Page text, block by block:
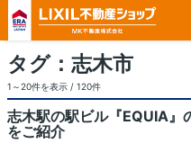
タグ：志木市
1～20件を表示 / 120件
志木駅の駅ビル『EQUIA』
をご紹介